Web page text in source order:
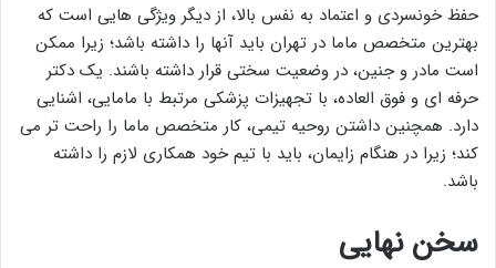
حفظ خونسردی و اعتماد به نفس بالا، از دیگر ویژگی هایی است که
بهترین متخصص ماما در تهران باید آنها را داشته باشد؛ زیرا ممکن
است مادر و جنین، در وضعیت سختی قرار داشته باشند. یک دکتر
حرفه ای و فوق العاده، با تجهیزات پزشکی مرتبط با مامایی، اشنایی
دارد. همچنین داشتن روحیه تیمی، کار متخصص ماما را راحت تر می
کند؛ زیرا در هنگام زایمان، باید با تیم خود همکاری لازم را داشته
باشد.
سخن نهایی